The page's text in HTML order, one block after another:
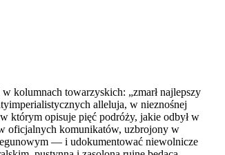
kolumnach towarzyskich: „zmarł najlepszy
alleluja, w nieznośnej
którym opisuje pięć podróży, jakie odbył w
oficjalnych komunikatów, uzbrojony w
— i udokumentować niewolnicze